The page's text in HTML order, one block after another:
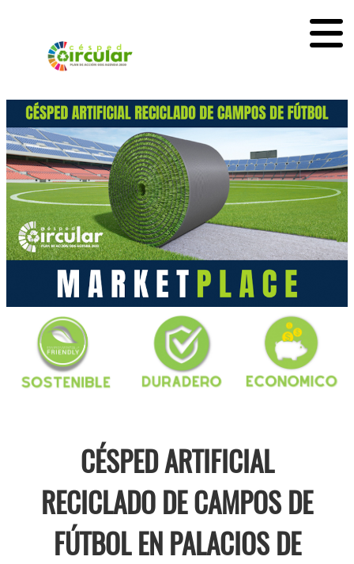
CÉSPED ARTIFICIAL
RECICLADO DE CAMPOS DE
FÚTBOL EN PALACIOS DE